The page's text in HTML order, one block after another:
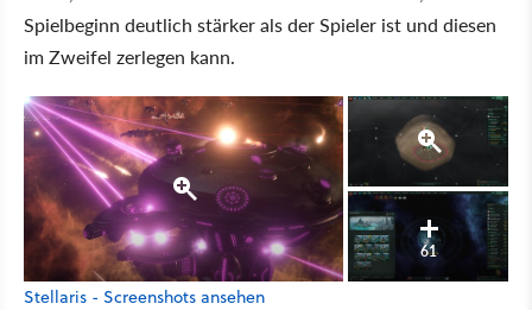
Spielbeginn deutlich stärker als der Spieler ist und diesen
im Zweifel zerlegen kann.
61
Stellaris - Screenshots ansehen